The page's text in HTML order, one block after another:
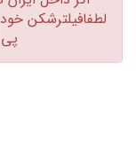
لطفافیلترشکن خود
پی